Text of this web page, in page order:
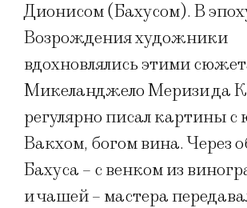
Дионисом (Бахусом). В
Возрождения художники
вдохновлялись этими
Микеланджело Меризи да
регулярно писал картины
Вакхом, богом вина. Через
Бахуса – с венком из
и чашей – мастера